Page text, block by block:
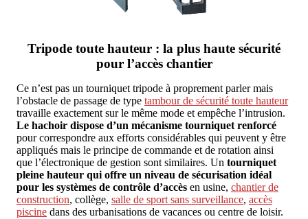
Tripode toute hauteur : la plus haute sécurité
pour l’accès chantier
Ce n’est pas un tourniquet tripode à proprement parler mais
l’obstacle de passage de type tambour de sécurité toute hauteur
travaille exactement sur le même mode et empêche l’intrusion.
Le hachoir dispose d’un mécanisme tourniquet renforcé
pour correspondre aux efforts considérables qui peuvent y être
appliqués mais le principe de commande et de rotation ainsi
que l’électronique de gestion sont similaires. Un tourniquet
pleine hauteur qui offre un niveau de sécurisation idéal
pour les systèmes de contrôle d’accès en usine, chantier de
construction, collège, salle de sport sans surveillance, accès
piscine dans des urbanisations de vacances ou centre de loisir.